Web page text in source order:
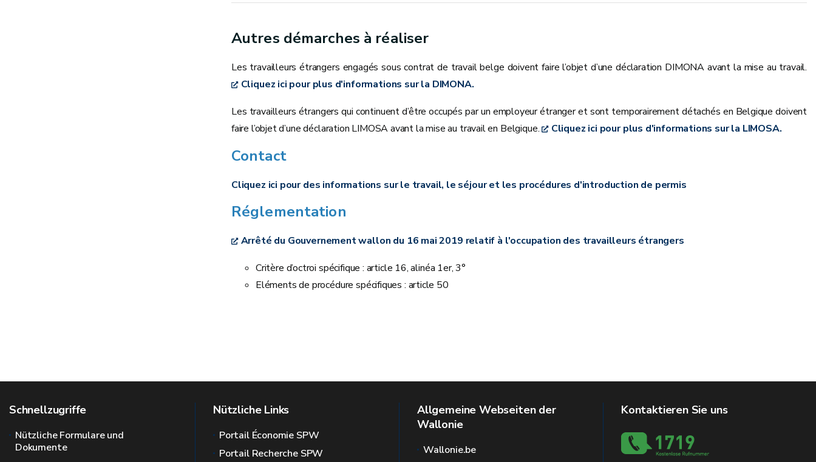
Autres démarches à réaliser
Les travailleurs étrangers engagés sous contrat de travail belge doivent faire l’objet d’une déclaration DIMONA avant la mise au travail.
Cliquez ici pour plus d'informations sur la DIMONA.
Les travailleurs étrangers qui continuent d’être occupés par un employeur étranger et sont temporairement détachés en Belgique doivent
faire l’objet d’une déclaration LIMOSA avant la mise au travail en Belgique.
Cliquez ici pour plus d'informations sur la LIMOSA.
Contact
Cliquez ici pour des informations sur le travail, le séjour et les procédures d'introduction de permis
Réglementation
Arrêté du Gouvernement wallon du 16 mai 2019 relatif à l'occupation des travailleurs étrangers
Critère d’octroi spécifique : article 16, alinéa 1er, 3°
Eléments de procédure spécifiques : article 50
Schnellzugriffe
Nützliche Formulare und
Dokumente
Nützliche Links
Portail Économie SPW
Portail Recherche SPW
Allgemeine Webseiten der
Wallonie
Wallonie.be
Kontaktieren Sie uns